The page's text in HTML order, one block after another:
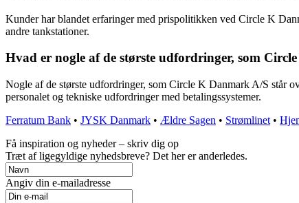
Kunder har blandet erfaringer med prispolitikken ved Circle K
andre tankstationer.
Hvad er nogle af de største udfordringer, som
Nogle af de største udfordringer, som Circle K Danmark A/S står
personalet og tekniske udfordringer med betalingssystemer.
Ferratum Bank • JYSK Danmark • Ældre Sagen • Strømlinet •
Få inspiration og nyheder – skriv dig op
Træt af ligegyldige nyhedsbreve? Det her er anderledes.
Angiv din e-mailadresse